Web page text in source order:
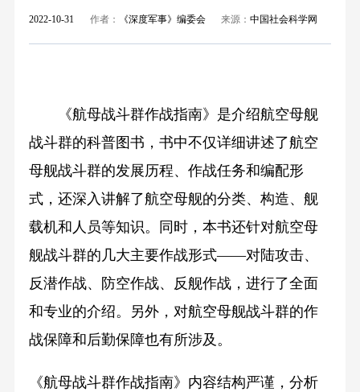
2022-10-31 作者： 《深度军事》编委会 来源：中国社会科学网
《航母战斗群作战指南》是介绍航空母舰
战斗群的科普图书，书中不仅详细讲述了航空
母舰战斗群的发展历程、作战任务和编配形
式，还深入讲解了航空母舰的分类、构造、舰
载机和人员等知识。同时，本书还针对航空母
舰战斗群的几大主要作战形式——对陆攻击、
反潜作战、防空作战、反舰作战，进行了全面
和专业的介绍。另外，对航空母舰战斗群的作
战保障和后勤保障也有所涉及。
《航母战斗群作战指南》内容结构严谨，分析